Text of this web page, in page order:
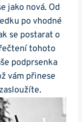
jako nová. Od
po vhodné
se postarat o
tohoto
podprsenka
vám přinese